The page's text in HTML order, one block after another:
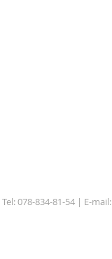
Tel: 078-834-81-54 | E-mail: